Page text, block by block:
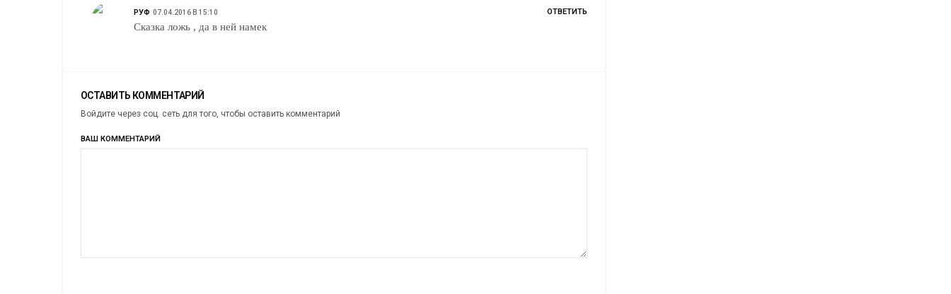
РУФ 07.04.2016 В 15:10
Сказка ложь , да в ней намек
ОТВЕТИТЬ
ОСТАВИТЬ КОММЕНТАРИЙ
Войдите через соц. сеть для того, чтобы оставить комментарий
ВАШ КОММЕНТАРИЙ